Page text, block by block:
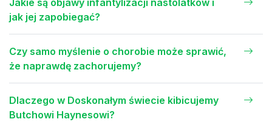
Jakie są objawy infantylizacji nastolatków i
jak jej zapobiegać?
Czy samo myślenie o chorobie może sprawić,
że naprawdę zachorujemy?
Dlaczego w Doskonałym świecie kibicujemy
Butchowi Haynesowi?